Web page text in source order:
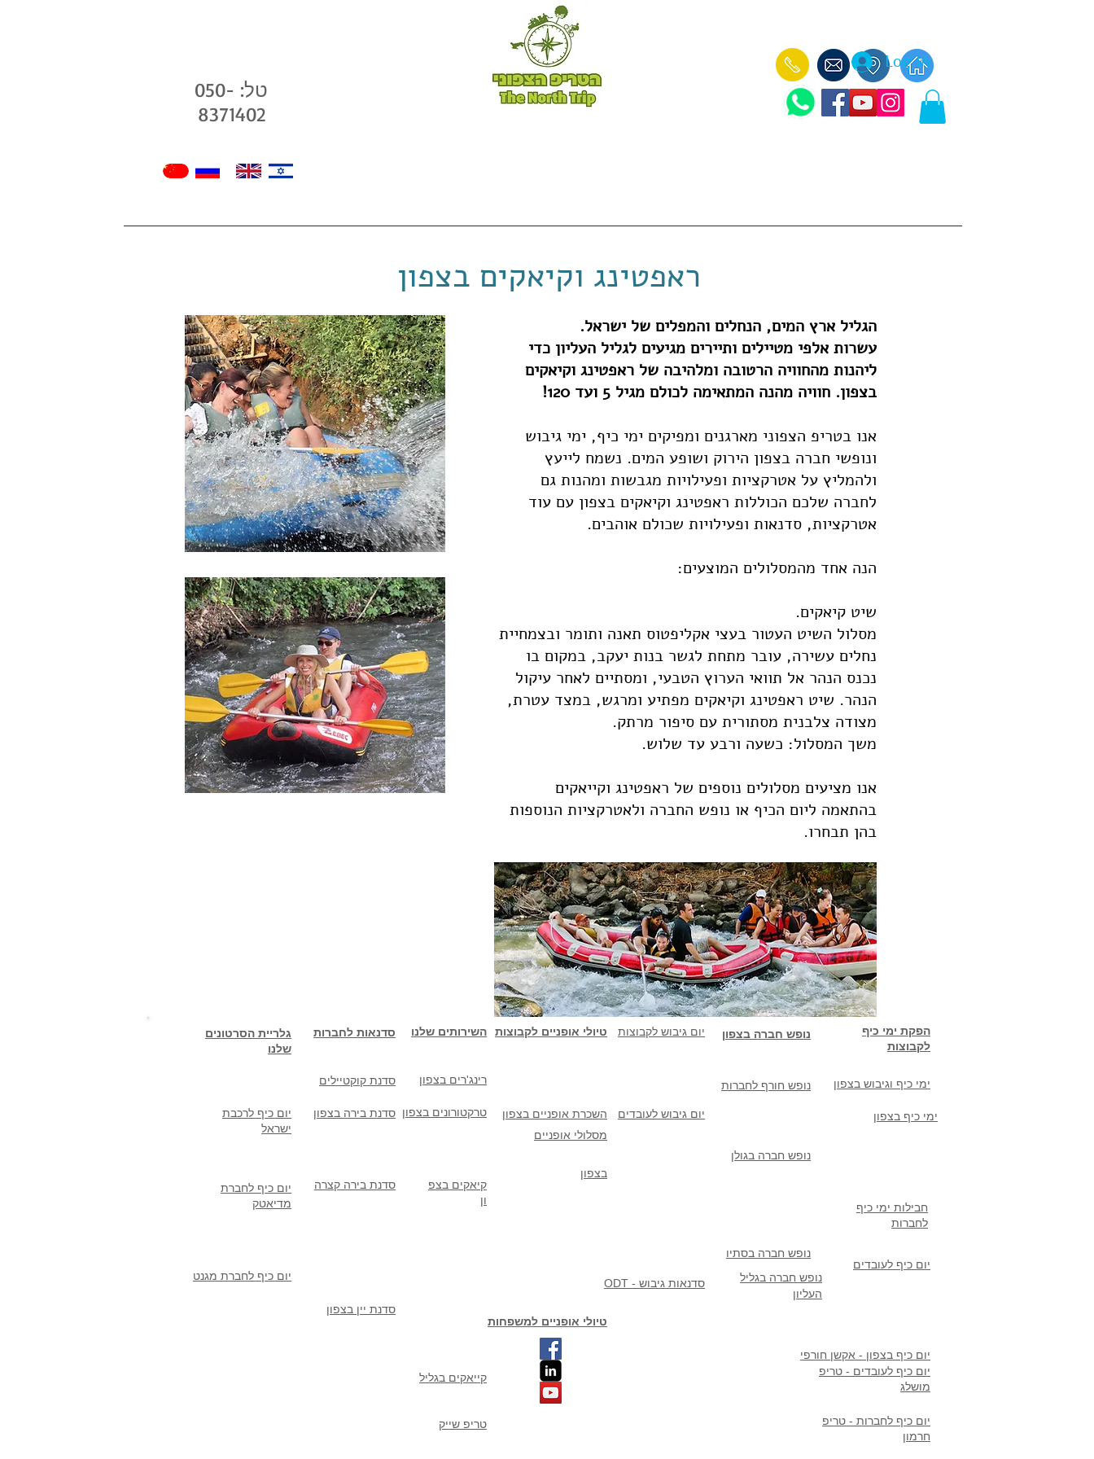
טל: 050-
8371402
Log In
ראפטינג וקיאקים בצפון
הגליל ארץ המים, הנחלים והמפלים של ישראל.
עשרות אלפי מטיילים ותיירים מגיעים לגליל העליון כדי
ליהנות מהחוויה הרטובה ומלהיבה של ראפטינג וקיאקים
בצפון. חוויה מהנה המתאימה לכולם מגיל 5 ועד 120!
אנו בטריפ הצפוני מארגנים ומפיקים ימי כיף, ימי גיבוש
ונופשי חברה בצפון הירוק ושופע המים. נשמח לייעץ
ולהמליץ על אטרקציות ופעילויות מגבשות ומהנות גם
לחברה שלכם הכוללות ראפטינג וקיאקים בצפון עם עוד
אטרקציות, סדנאות ופעילויות שכולם אוהבים.
הנה אחד מהמסלולים המוצעים:
שיט קיאקים.
מסלול השיט העטור בעצי אקליפטוס תאנה ותומר ובצמחיית
נחלים עשירה, עובר מתחת לגשר בנות יעקב, במקום בו
נכנס הנהר אל תוואי הערוץ הטבעי, ומסתיים לאחר עיקול
הנהר. שיט ראפטינג וקיאקים מפתיע ומרגש, במצד עטרת,
מצודה צלבנית מסתורית עם סיפור מרתק.
משך המסלול: כשעה ורבע עד שלוש.
אנו מציעים מסלולים נוספים של ראפטינג וקייאקים
בהתאמה ליום הכיף או נופש החברה ולאטרקציות הנוספות
בהן תבחרו.
גלריית הסרטונים
שלנו
השירותים שלנו סדנאות לחברות טיולי אופניים לקבוצות יום גיבוש לקבוצות
רינג'רים בצפון סדנת קוקטיילים
יום כיף לרכבת
ישראל
טרקטורונים בצפון סדנת בירה בצפון
יום כיף לחברת
מדיאטק
סדנת בירה קצרה
קיאקים בצפ
ון
השכרת אופניים בצפון
מסלולי אופניים
בצפון
יום גיבוש לעובדים
יום כיף לחברת מגנט
סדנת יין בצפון
ODT - סדנאות גיבוש
טיולי אופניים למשפחות
קייאקים בגליל
טריפ שייק
נופש חברה בצפון
הפקת ימי כיף
לקבוצות
נופש חורף לחברות ימי כיף וגיבוש בצפון
ימי כיף בצפון
נופש חברה בגולן
חבילות ימי כיף
לחברות
נופש חברה בסתיו
נופש חברה בגליל
העליון
יום כיף לעובדים
יום כיף בצפון - אקשן חורפי
יום כיף לעובדים - טריפ
מושלג
יום כיף לחברות - טריפ
חרמון